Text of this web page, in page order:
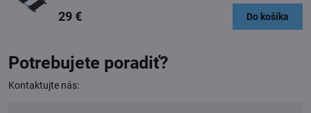
29 € Do košíka
Potrebujete poradiť?
Kontaktujte nás: